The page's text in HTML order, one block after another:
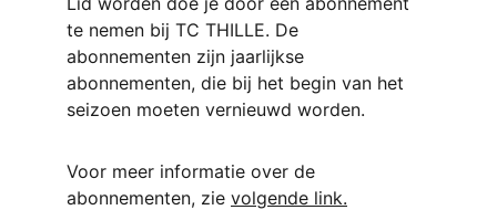
te nemen bij TC THILLE. De
abonnementen zijn jaarlijkse
abonnementen, die bij het begin van het
seizoen moeten vernieuwd worden.
Voor meer informatie over de
abonnementen, zie volgende link.